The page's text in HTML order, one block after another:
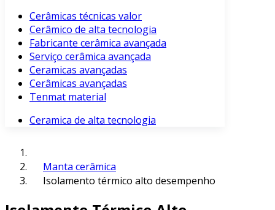
Cerâmicas técnicas valor
Cerâmico de alta tecnologia
Fabricante cerâmica avançada
Serviço cerâmica avançada
Ceramicas avançadas
Cerâmicas avançadas
Tenmat material
Ceramica de alta tecnologia
Manta cerâmica
Isolamento térmico alto desempenho